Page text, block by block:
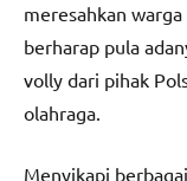
meresahkan
berharap pula
volly dari pihak
olahraga.
Menyikapi